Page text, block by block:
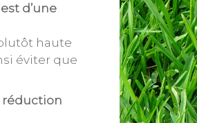
d’une
haute
éviter que
réduction